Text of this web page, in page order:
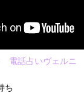
電話占いヴェルニ
ち